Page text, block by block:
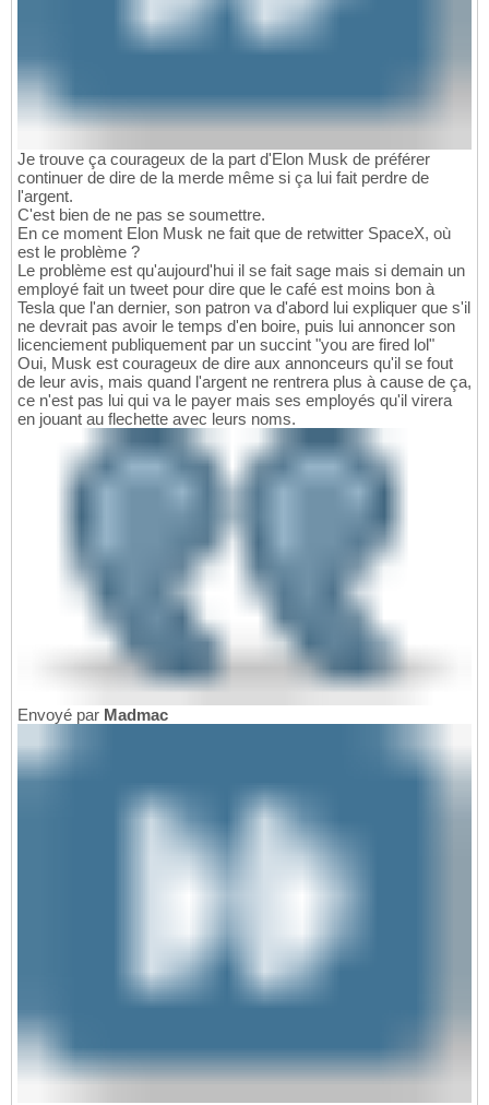
Je trouve ça courageux de la part d'Elon Musk de préférer
continuer de dire de la merde même si ça lui fait perdre de
l'argent.
C'est bien de ne pas se soumettre.
En ce moment Elon Musk ne fait que de retwitter SpaceX, où
est le problème ?
Le problème est qu'aujourd'hui il se fait sage mais si demain un
employé fait un tweet pour dire que le café est moins bon à
Tesla que l'an dernier, son patron va d'abord lui expliquer que s'il
ne devrait pas avoir le temps d'en boire, puis lui annoncer son
licenciement publiquement par un succint "you are fired lol"
Oui, Musk est courageux de dire aux annonceurs qu'il se fout
de leur avis, mais quand l'argent ne rentrera plus à cause de ça,
ce n'est pas lui qui va le payer mais ses employés qu'il virera
en jouant au flechette avec leurs noms.
Envoyé par Madmac